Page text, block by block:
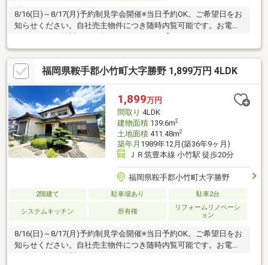
8/16(日)～8/17(月)予約制見学会開催※当日予約OK。ご希望日をお
知らせください。自社売主物件につき随時内覧可能です。お電話
かメールでご希望日をお知らせください。【おすすめポイン
ト】・シロアリ防除工事施工後5年間保証。・お客様に合わせたロ
ーンの組み方や金融機関をご提案。住宅ローンが初めての方でも
お気軽にご相談ください。
福岡県鞍手郡小竹町大字勝野 1,899万円 4LDK
1,899万円
間取り 4LDK
建物面積139.6m2
土地面積411.48m2
築年月 1989年12月(築36年9ヶ月)
ＪＲ筑豊本線 小竹駅 徒歩20分
福岡県鞍手郡小竹町大字勝野
2階建て 駐車場あり 駐車2台
システムキッチン 所有権
リフォームリノベーシ
ョン
8/16(日)～8/17(月)予約制見学会開催※当日予約OK。ご希望日をお
知らせください。自社売主物件につき随時内覧可能です。お電話